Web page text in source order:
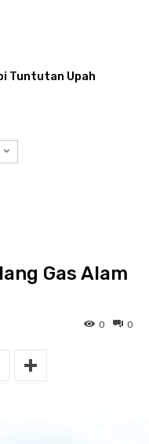
Tuntutan Upah